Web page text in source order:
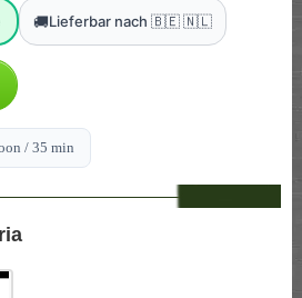
🚚Lieferbar nach 🇧🇪 🇳🇱
/ 35 min